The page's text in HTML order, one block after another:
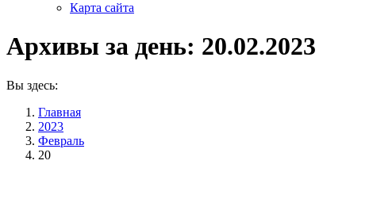
Карта сайта
Архивы за день: 20.02.2023
Вы здесь:
Главная
2023
Февраль
20